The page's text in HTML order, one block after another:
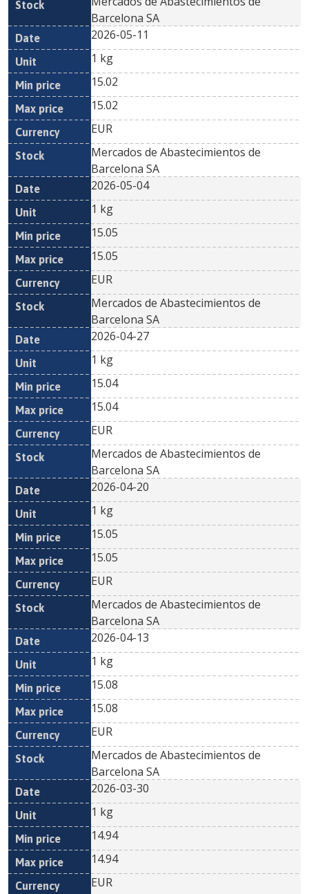
Barcelona SA
2026-05-11
1 kg
15.02
15.02
EUR
Mercados de Abastecimientos de
Barcelona SA
2026-05-04
1 kg
15.05
15.05
EUR
Mercados de Abastecimientos de
Barcelona SA
2026-04-27
1 kg
15.04
15.04
EUR
Mercados de Abastecimientos de
Barcelona SA
2026-04-20
1 kg
15.05
15.05
EUR
Mercados de Abastecimientos de
Barcelona SA
2026-04-13
1 kg
15.08
15.08
EUR
Mercados de Abastecimientos de
Barcelona SA
2026-03-30
1 kg
14.94
14.94
EUR